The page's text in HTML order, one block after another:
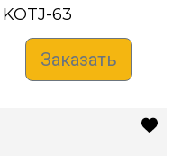
KOTJ-63
Заказать